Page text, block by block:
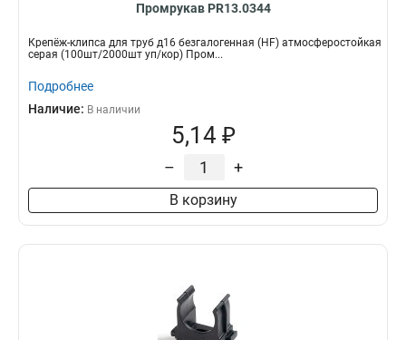
Промрукав PR13.0344
Крепёж-клипса для труб д16 безгалогенная (HF) атмосферостойкая
серая (100шт/2000шт уп/кор) Пром...
Подробнее
Наличие: В наличии
5,14 ₽
– +
В корзину